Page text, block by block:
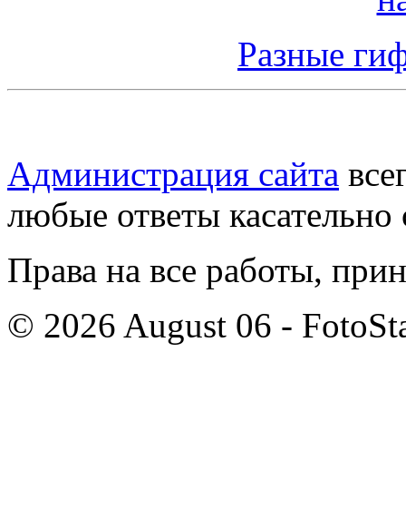
Разные
Администрация сайта
любые ответы касательно
Права на все работы,
© 2026 August 06 -